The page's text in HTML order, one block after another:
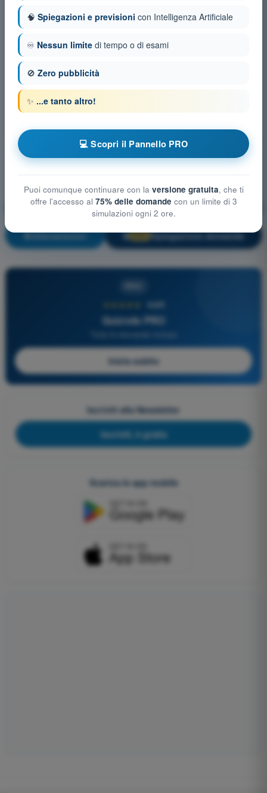
Diritto aeronautico e procedure atc
Allenamento! 🔒 Spiegazione domanda
4,6/5
Quizvds PRO
Inizia subito
Iscriviti alla Newsletter
Iscriviti, è gratis
Scarica le app mobile
🧠 Spiegazioni e previsioni con Intelligenza Artificiale
♾️ Nessun limite di tempo o di esami
🚫 Zero pubblicità
✨ ...e tanto altro!
💻 Scopri il Pannello PRO
Puoi comunque continuare con la versione gratuita, che ti
offre l'accesso al 75% delle domande con un limite di 3
simulazioni ogni 2 ore.